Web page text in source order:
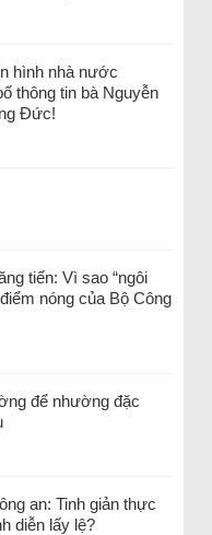
hình nhà nước
thông tin bà Nguyễn
Đức!
tiến: Vì sao “ngôi
nóng của Bộ Công
để nhường đặc
an: Tinh giản thực
diễn lấy lệ?